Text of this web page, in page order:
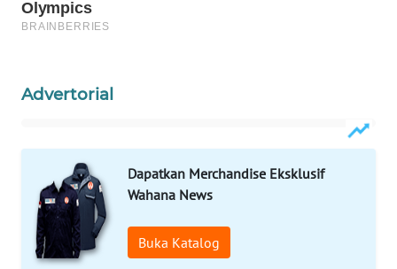
Advertorial
Dapatkan Merchandise Eksklusif
Wahana News
Buka Katalog
WAHANA
UMKM
SELEB
WAHANA
PERSONA
WAHANA
OTOMOTIF